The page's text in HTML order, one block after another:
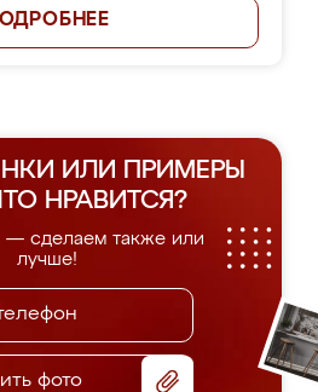
ИЛИ ПРИМЕРЫ
НРАВИТСЯ?
— сделаем также или
лучше!
фото